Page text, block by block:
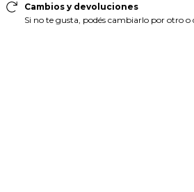
Cambios y devoluciones
Si no te gusta, podés cambiarlo por otro o